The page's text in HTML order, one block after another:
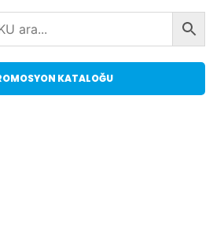
KATALOĞU